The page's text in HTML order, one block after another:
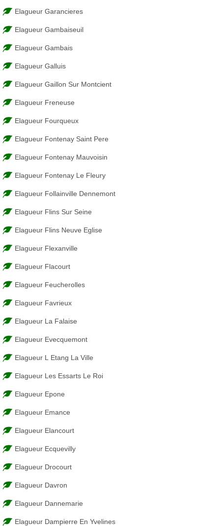
Elagueur Garancieres
Elagueur Gambaiseuil
Elagueur Gambais
Elagueur Galluis
Elagueur Gaillon Sur Montcient
Elagueur Freneuse
Elagueur Fourqueux
Elagueur Fontenay Saint Pere
Elagueur Fontenay Mauvoisin
Elagueur Fontenay Le Fleury
Elagueur Follainville Dennemont
Elagueur Flins Sur Seine
Elagueur Flins Neuve Eglise
Elagueur Flexanville
Elagueur Flacourt
Elagueur Feucherolles
Elagueur Favrieux
Elagueur La Falaise
Elagueur Evecquemont
Elagueur L Etang La Ville
Elagueur Les Essarts Le Roi
Elagueur Epone
Elagueur Emance
Elagueur Elancourt
Elagueur Ecquevilly
Elagueur Drocourt
Elagueur Davron
Elagueur Dannemarie
Elagueur Dampierre En Yvelines